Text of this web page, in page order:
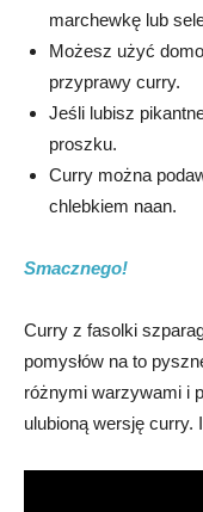
marchewkę lub
Możesz użyć
przyprawy curry.
Jeśli lubisz
proszku.
Curry można
chlebkiem naan.
Smacznego!
Curry z fasolki
pomysłów na to
różnymi warzywami i
ulubioną wersję